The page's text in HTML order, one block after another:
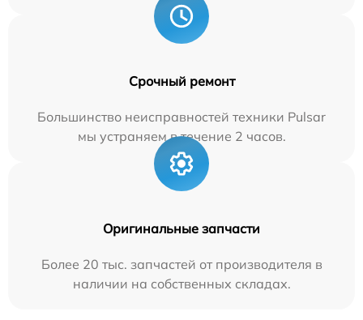
Срочный ремонт
Большинство неисправностей техники Pulsar
мы устраняем в течение 2 часов.
Оригинальные запчасти
Более 20 тыс. запчастей от производителя в
наличии на собственных складах.